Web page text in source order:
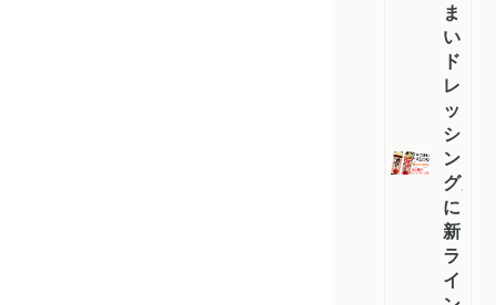
ま
い
ド
レ
ッ
シ
ン
グ」
に
新
ラ
イ